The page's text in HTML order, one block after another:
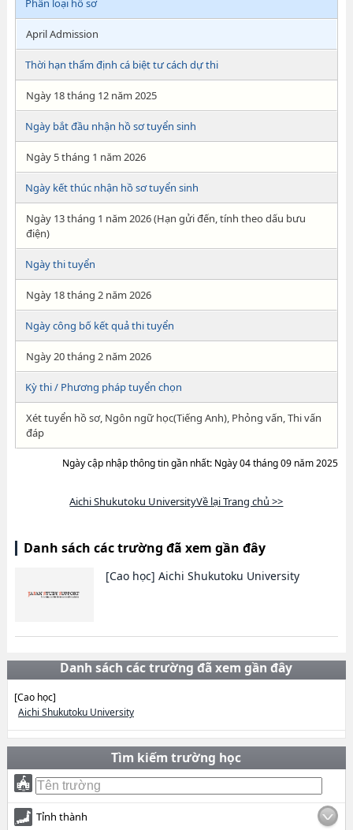
Phân loại hồ sơ
April Admission
Thời hạn thẩm định cá biệt tư cách dự thi
Ngày 18 tháng 12 năm 2025
Ngày bắt đầu nhận hồ sơ tuyển sinh
Ngày 5 tháng 1 năm 2026
Ngày kết thúc nhận hồ sơ tuyển sinh
Ngày 13 tháng 1 năm 2026 (Hạn gửi đến, tính theo dấu bưu
điện)
Ngày thi tuyển
Ngày 18 tháng 2 năm 2026
Ngày công bố kết quả thi tuyển
Ngày 20 tháng 2 năm 2026
Kỳ thi / Phương pháp tuyển chọn
Xét tuyển hồ sơ, Ngôn ngữ học(Tiếng Anh), Phỏng vấn, Thi vấn
đáp
Ngày cập nhập thông tin gần nhất: Ngày 04 tháng 09 năm 2025
Aichi Shukutoku UniversityVề lại Trang chủ >>
Danh sách các trường đã xem gần đây
[Cao học] Aichi Shukutoku University
Danh sách các trường đã xem gần đây
[Cao học]
Aichi Shukutoku University
Tìm kiếm trường học
Tỉnh thành